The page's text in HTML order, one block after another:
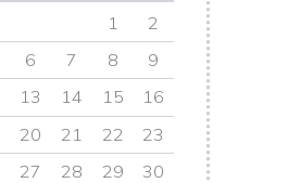
1
2
6 7 8
9
13 14 15
16
20 21 22
23
27 28 29
30